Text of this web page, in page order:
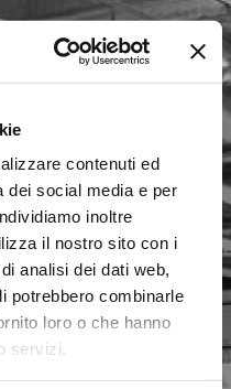
contenuti ed
dei social media e per
inoltre
il nostro sito con i
analisi dei dati web,
potrebbero combinarle
loro o che hanno
servizi.